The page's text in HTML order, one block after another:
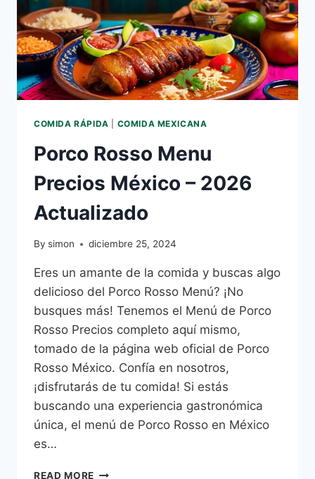
COMIDA RÁPIDA COMIDA MEXICANA
Porco Rosso Menu
Precios México – 2026
Actualizado
By simon diciembre 25, 2024
Eres un amante de la comida y buscas algo
delicioso del Porco Rosso Menú? ¡No
busques más! Tenemos el Menú de Porco
Rosso Precios completo aquí mismo,
tomado de la página web oficial de Porco
Rosso México. Confía en nosotros,
¡disfrutarás de tu comida! Si estás
buscando una experiencia gastronómica
única, el menú de Porco Rosso en México
es…
READ MORE PORCO